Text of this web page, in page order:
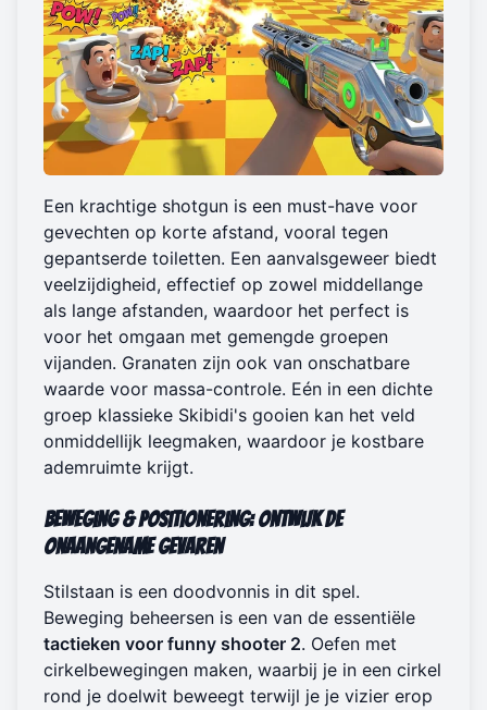
Een krachtige shotgun is een must-have voor
gevechten op korte afstand, vooral tegen
gepantserde toiletten. Een aanvalsgeweer biedt
veelzijdigheid, effectief op zowel middellange
als lange afstanden, waardoor het perfect is
voor het omgaan met gemengde groepen
vijanden. Granaten zijn ook van onschatbare
waarde voor massa-controle. Eén in een dichte
groep klassieke Skibidi's gooien kan het veld
onmiddellijk leegmaken, waardoor je kostbare
ademruimte krijgt.
Beweging & Positionering: Ontwijk de
Onaangename Gevaren
Stilstaan is een doodvonnis in dit spel.
Beweging beheersen is een van de essentiële
tactieken voor funny shooter 2. Oefen met
cirkelbewegingen maken, waarbij je in een cirkel
rond je doelwit beweegt terwijl je je vizier erop